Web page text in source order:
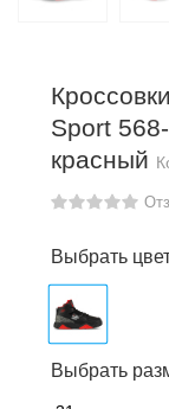
Sport
красный
Выбрать
Выбрать